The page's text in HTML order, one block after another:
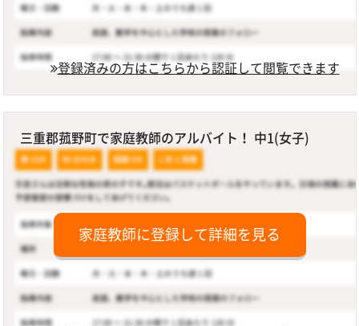
登録済みの方はこちらから認証して閲覧できます
三重郡菰野町で家庭教師のアルバイト！ 中1(女子)
家庭教師に登録して詳細を見る